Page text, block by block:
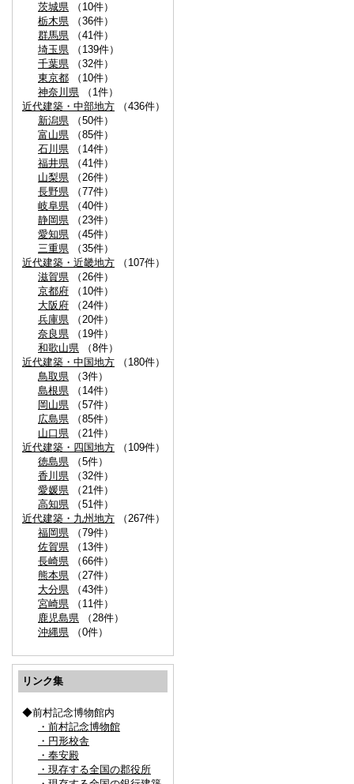
茨城県 （10件）
栃木県 （36件）
群馬県 （41件）
埼玉県 （139件）
千葉県 （32件）
東京都 （10件）
神奈川県 （1件）
近代建築・中部地方 （436件）
新潟県 （50件）
富山県 （85件）
石川県 （14件）
福井県 （41件）
山梨県 （26件）
長野県 （77件）
岐阜県 （40件）
静岡県 （23件）
愛知県 （45件）
三重県 （35件）
近代建築・近畿地方 （107件）
滋賀県 （26件）
京都府 （10件）
大阪府 （24件）
兵庫県 （20件）
奈良県 （19件）
和歌山県 （8件）
近代建築・中国地方 （180件）
鳥取県 （3件）
島根県 （14件）
岡山県 （57件）
広島県 （85件）
山口県 （21件）
近代建築・四国地方 （109件）
徳島県 （5件）
香川県 （32件）
愛媛県 （21件）
高知県 （51件）
近代建築・九州地方 （267件）
福岡県 （79件）
佐賀県 （13件）
長崎県 （66件）
熊本県 （27件）
大分県 （43件）
宮崎県 （11件）
鹿児島県 （28件）
沖縄県 （0件）
リンク集
◆前村記念博物館内
・前村記念博物館
・円形校舎
・奉安殿
・現存する全国の郡役所